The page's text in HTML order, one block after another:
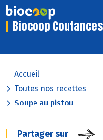
Biocoop Coutances
Accueil
Toutes nos recettes
Soupe au pistou
Partager sur